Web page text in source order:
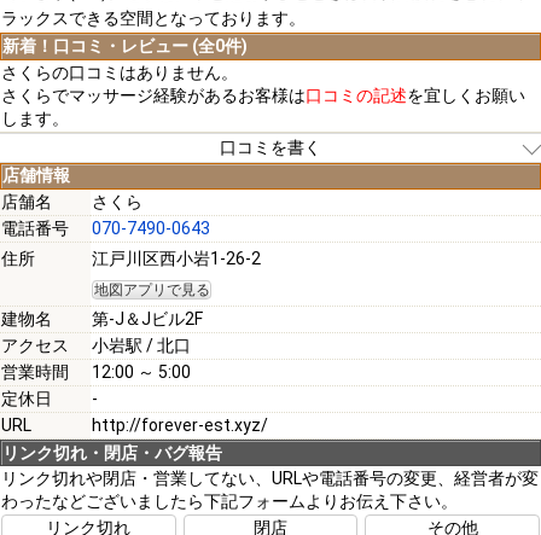
ラックスできる空間となっております。
新着！口コミ・レビュー (全0件)
さくらの口コミはありません。
さくらでマッサージ経験があるお客様は口コミの記述を宜しくお願い
します。
口コミを書く
[必須]
[必須]
[必須]
注意事項
店舗情報
店舗名
さくら
電話番号
070-7490-0643
住所
江戸川区西小岩1-26-2
地図アプリで見る
建物名
第-J＆Jビル2F
アクセス
小岩駅 / 北口
営業時間
12:00 ～ 5:00
定休日
-
URL
http://forever-est.xyz/
リンク切れ・閉店・バグ報告
リンク切れや閉店・営業してない、URLや電話番号の変更、経営者が変
わったなどございましたら下記フォームよりお伝え下さい。
リンク切れ
閉店 その他